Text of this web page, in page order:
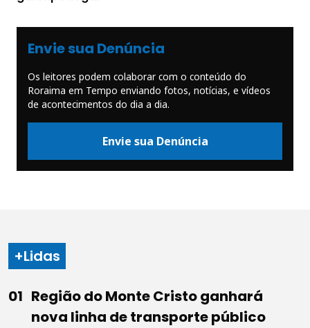
Envie sua Denúncia
Os leitores podem colaborar com o conteúdo do
Roraima em Tempo enviando fotos, notícias, e vídeos
de acontecimentos do dia a dia.
Envie sua Denúncia
+Lidas
Região do Monte Cristo ganhará
nova linha de transporte público